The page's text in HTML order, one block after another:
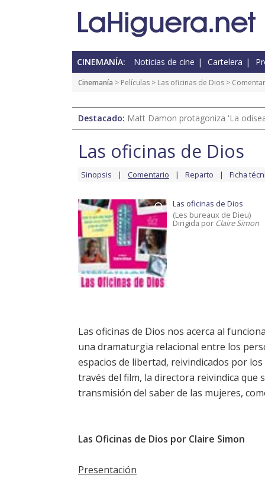
CINEMANÍA: Noticias de cine Cartelera
Cinemanía > Películas > Las oficinas de Dios >
Destacado: Matt Damon protagoniza 'La
Las oficinas de Dios
Sinopsis Comentario Reparto Ficha
Las oficinas de Dios
(Les bureaux de Dieu)
Dirigida por Claire Simon
Las oficinas de Dios nos acerca al
una dramaturgia relacional entre los
espacios de libertad, reivindicados por
través del film, la directora reivindica
transmisión del saber de las mujeres,
Las Oficinas de Dios por Claire Simon
Presentación